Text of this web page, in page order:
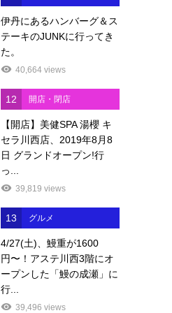
伊丹にあるハンバーグ＆ス
テーキのJUNKに行ってき
た。
40,664 views
12 開店・閉店
【開店】美健SPA 湯櫻 キ
セラ川西店、2019年8月8
日 グランドオープン!行
っ...
39,819 views
13 グルメ
4/27(土)、鰻重が1600
円〜！アステ川西3階にオ
ープンした「鰻の成瀬」に
行...
39,496 views